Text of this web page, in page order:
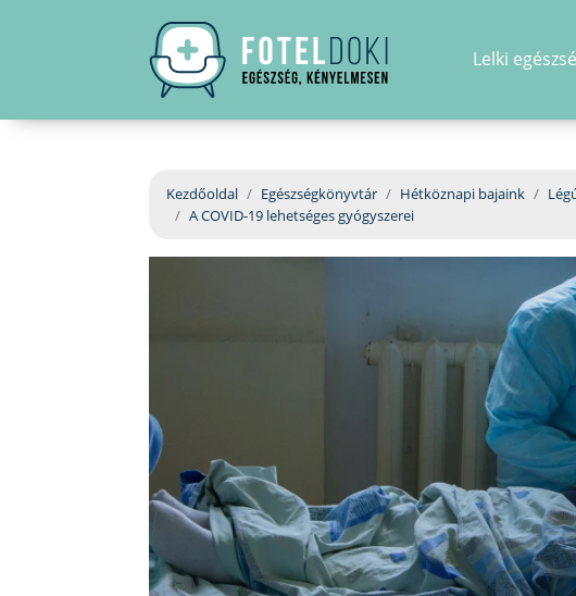
Lelki
Kezdőoldal Egészségkönyvtár Hétköznapi bajaink
A COVID-19 lehetséges gyógyszerei